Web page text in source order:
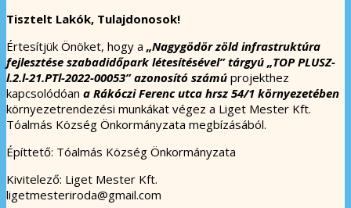
Tisztelt Lakók, Tulajdonosok!
Értesítjük Önöket, hogy a „Nagygödör zöld infrastruktúra
fejlesztése szabadidőpark létesítésével” tárgyú „TOP PLUSZ-
l.2.l-21.PTl-2022-00053” azonosító számú projekthez
kapcsolódóan a Rákóczi Ferenc utca hrsz 54/1 környezetében
környezetrendezési munkákat végez a Liget Mester Kft.
Tóalmás Község Önkormányzata megbízásából.
Építtető: Tóalmás Község Önkormányzata
Kivitelező: Liget Mester Kft.
ligetmesteriroda@gmail.com